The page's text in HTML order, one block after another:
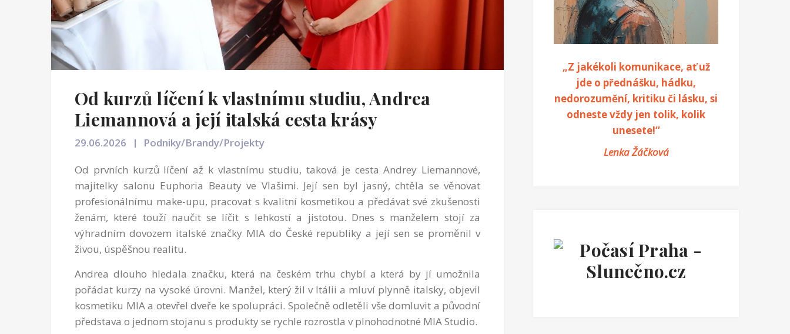
Od kurzů líčení k vlastnímu studiu, Andrea
Liemannová a její italská cesta krásy
29.06.2026
Podniky/Brandy/Projekty
Od prvních kurzů líčení až k vlastnímu studiu, taková je cesta Andrey Liemannové,
majitelky salonu Euphoria Beauty ve Vlašimi. Její sen byl jasný, chtěla se věnovat
profesionálnímu make-upu, pracovat s kvalitní kosmetikou a předávat své zkušenosti
ženám, které touží naučit se líčit s lehkostí a jistotou. Dnes s manželem stojí za
výhradním dovozem italské značky MIA do České republiky a její sen se proměnil v
živou, úspěšnou realitu.
Andrea dlouho hledala značku, která na českém trhu chybí a která by jí umožnila
pořádat kurzy na vysoké úrovni. Manžel, který žil v Itálii a mluví plynně italsky, objevil
kosmetiku MIA a otevřel dveře ke spolupráci. Společně odletěli vše domluvit a původní
představa o jednom stojanu s produkty se rychle rozrostla v plnohodnotné MIA Studio.
„Z jakékoli komunikace, ať už
jde o přednášku, hádku,
nedorozumění, kritiku či lásku, si
odneste vždy jen tolik, kolik
unesete!“
Lenka Žáčková